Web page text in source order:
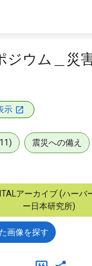
ジウム＿災
示
震災への備え
アーカイブ (ハーバ
ー日本研究所)
画像を探す